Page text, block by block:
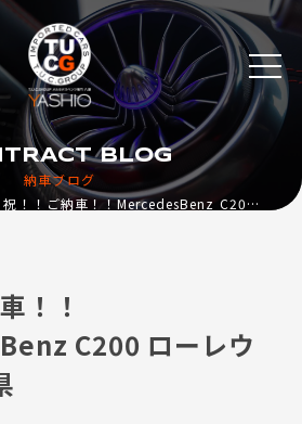
納車ブログ
BLOG
祝！！ご納車！！MercedesBenz C200 ローレウスED 岐阜県
！！
C200 ローレウ